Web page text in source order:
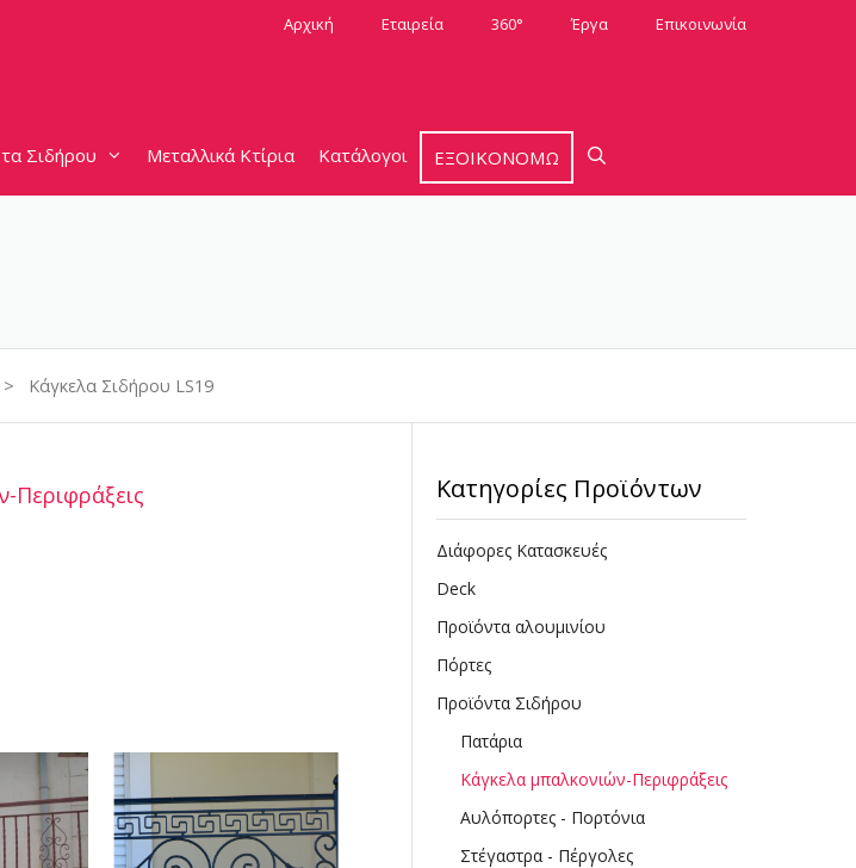
Αρχική Εταιρεία 360° Έργα Επικοινωνία
Σιδήρου Μεταλλικά Κτίρια Κατάλογοι ΕΞΟΙΚΟΝΟΜΩ
> Κάγκελα Σιδήρου LS19
Περιφράξεις
Κατηγορίες Προϊόντων
Διάφορες Κατασκευές
Deck
Προϊόντα αλουμινίου
Πόρτες
Προϊόντα Σιδήρου
Πατάρια
Κάγκελα μπαλκονιών-Περιφράξεις
Αυλόπορτες - Πορτόνια
Στέγαστρα - Πέργολες